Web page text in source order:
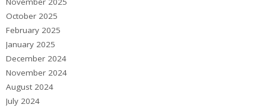
October 2025
February 2025
January 2025
December 2024
November 2024
August 2024
July 2024